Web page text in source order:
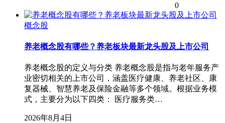
0
概念股
养老概念股有哪些？养老板块最新龙头股及上市公司
养老概念股的定义与分类 养老概念股是指与老年服务产
业密切相关的上市公司，涵盖医疗健康、养老社区、康
复器械、智慧养老及保险金融等多个领域。根据业务模
式，主要分为以下四类： 医疗服务类…
2026年8月4日